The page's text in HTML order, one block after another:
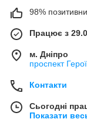
98%
Працює з
м. Дніпро
проспект
Контакти
Сьогодні
Показати